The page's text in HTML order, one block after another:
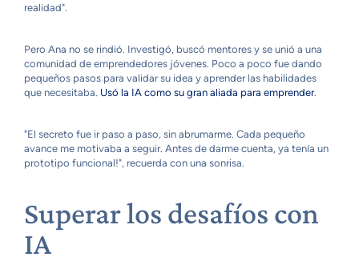
realidad".
Pero Ana no se rindió. Investigó, buscó mentores y se unió a una
comunidad de emprendedores jóvenes. Poco a poco fue dando
pequeños pasos para validar su idea y aprender las habilidades
que necesitaba. Usó la IA como su gran aliada para emprender.
"El secreto fue ir paso a paso, sin abrumarme. Cada pequeño
avance me motivaba a seguir. Antes de darme cuenta, ya tenía un
prototipo funcional!", recuerda con una sonrisa.
Superar los desafíos con
IA